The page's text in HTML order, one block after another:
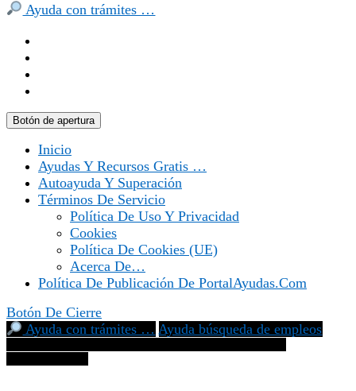
Ayuda con trámites …
Botón de apertura
Inicio
Ayudas Y Recursos Gratis …
Autoayuda Y Superación
Términos De Servicio
Política De Uso Y Privacidad
Cookies
Política De Cookies (UE)
Acerca De…
Política De Publicación De PortalAyudas.com
Botón De Cierre
Ayuda con trámites … Ayuda búsqueda de empleos